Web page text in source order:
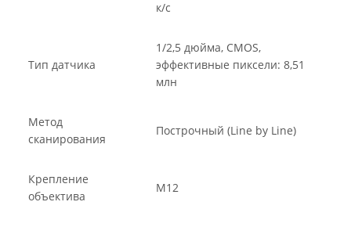
к/с
Тип датчика
1/2,5 дюйма, CMOS,
эффективные пиксели: 8,51
млн
Метод
сканирования
Построчный (Line by Line)
Крепление
объектива
M12